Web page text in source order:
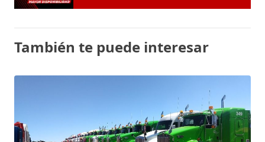
También te puede interesar